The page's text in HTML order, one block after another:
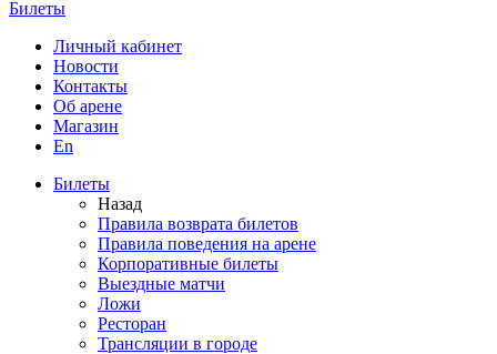
Билеты
Личный кабинет
Новости
Контакты
Об арене
Магазин
En
Билеты
Назад
Правила возврата билетов
Правила поведения на арене
Корпоративные билеты
Выездные матчи
Ложи
Ресторан
Трансляции в городе